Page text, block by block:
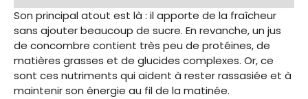
Son principal atout est là : il apporte de la fraîcheur
sans ajouter beaucoup de sucre. En revanche, un jus
de concombre contient très peu de protéines, de
matières grasses et de glucides complexes. Or, ce
sont ces nutriments qui aident à rester rassasiée et à
maintenir son énergie au fil de la matinée.